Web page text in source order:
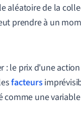
aléatoire de la
prendre à un
: le prix d'une
facteurs
une